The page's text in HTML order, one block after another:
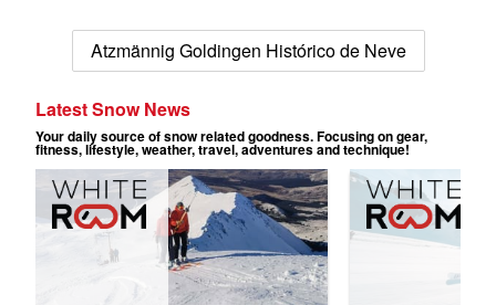
Atzmännig Goldingen Histórico de Neve